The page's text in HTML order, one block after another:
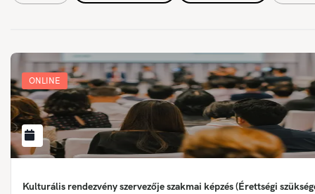
ONLINE
Kulturális rendezvény szervezője szakmai képzés (Érettségi